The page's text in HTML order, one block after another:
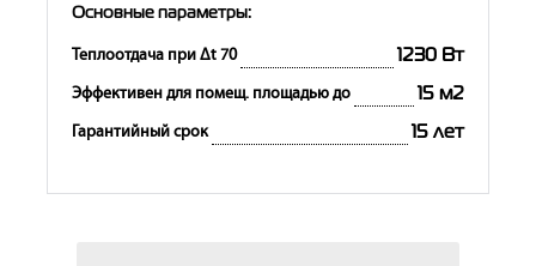
Основные параметры:
Теплоотдача при Δt 70 1230 Вт
Эффективен для помещ. площадью до 15 м2
Гарантийный срок 15 лет